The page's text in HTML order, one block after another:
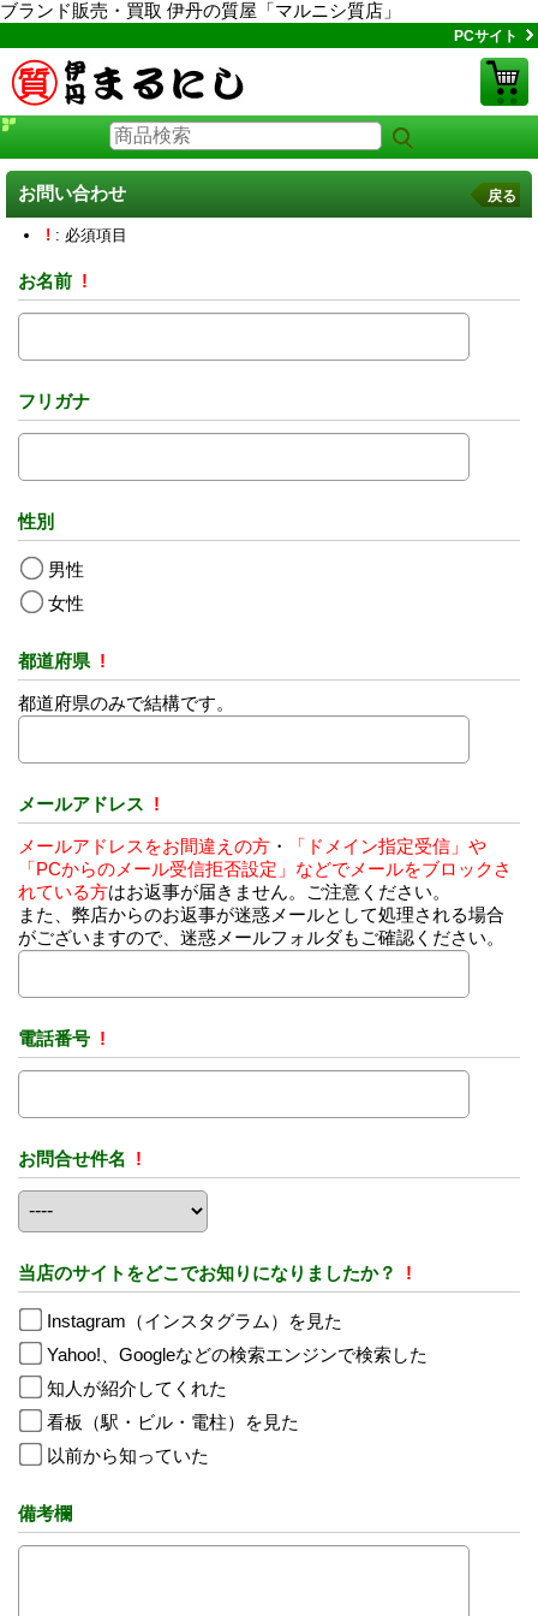
ブランド販売・買取 伊丹の質屋「マルニシ質店」
PCサイト
お問い合わせ 戻る
! : 必須項目
お名前 !
フリガナ
性別
男性
女性
都道府県 !
都道府県のみで結構です。
メールアドレス !
メールアドレスをお間違えの方 ・
「ドメイン指定受信」や
「PCからのメール受信拒否設定」などでメールをブロックさ
れている方はお返事が届きません。ご注意ください。
また、弊店からのお返事が迷惑メールとして処理される場合
がございますので、迷惑メールフォルダもご確認ください。
電話番号 !
お問合せ件名 !
当店のサイトをどこでお知りになりましたか？ !
Instagram（インスタグラム）を見た
Yahoo!、Googleなどの検索エンジンで検索した
知人が紹介してくれた
看板（駅・ビル・電柱）を見た
以前から知っていた
備考欄